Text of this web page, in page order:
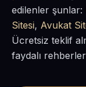
edilenler şunlar:
Sitesi, Avukat
Ücretsiz teklif
faydalı